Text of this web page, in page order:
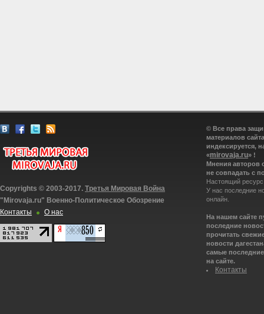
Copyrights © 2003-2017. Третья Мировая Война
"Mirovaja.ru" Военно-Политическое Обозрение
Контакты
О нас
© Все права
материалов
индексируется,
«mirovaja.ru» !
Мнения авторов
не совпадать с
Настоящий
У нас последние
онлайн.
На нашем сайте
последние
прочитать
новости
самые
на сайте.
Контакты